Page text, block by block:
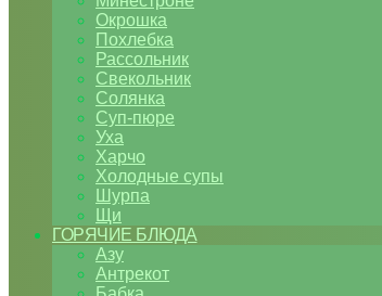
Окрошка
Похлебка
Рассольник
Свекольник
Солянка
Суп-пюре
Уха
Харчо
Холодные супы
Шурпа
Щи
ГОРЯЧИЕ БЛЮДА
Азу
Антрекот